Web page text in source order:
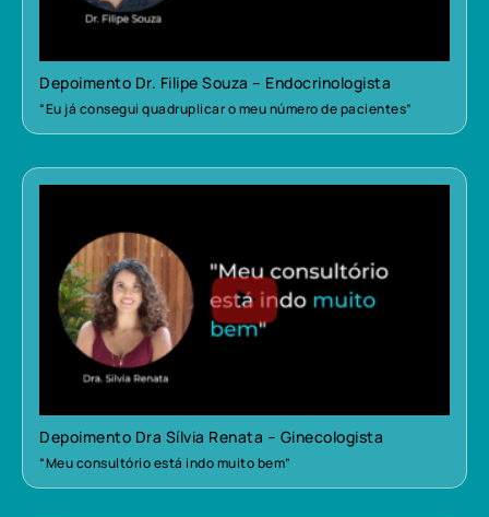
Depoimento Dr. Filipe Souza – Endocrinologista
“Eu já consegui quadruplicar o meu número de pacientes”
Depoimento Dra Sílvia Renata – Ginecologista
“Meu consultório está indo muito bem”